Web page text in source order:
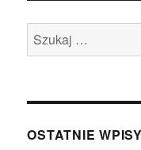
Szukaj:
OSTATNIE WPISY